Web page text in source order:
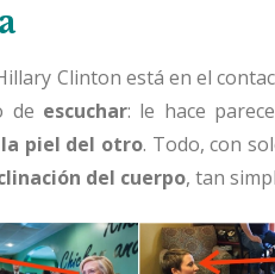
Clinton está en el
de escuchar: le hace
piel del otro. Todo, con
del cuerpo, tan